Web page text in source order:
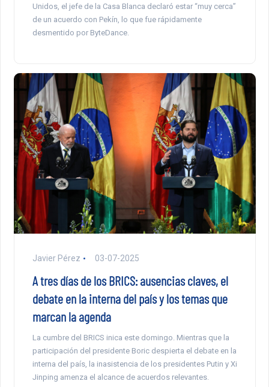
Unidos, el jefe de la Casa Blanca declaró estar “muy cerca”
de un acuerdo con Pekín, lo que fue rápidamente
desmentido por ByteDance.
Javier Pérez 03-07-2025
A tres días de los BRICS: ausencias claves, el
debate en la interna del país y los temas que
marcan la agenda
La cumbre del BRICS inica este domingo. Mientras que la
participación del presidente Boric despierta el debate en la
interna del país, la inasistencia de los presidentes Putin y Xi
Jinping amenza el alcance de acuerdos relevantes.